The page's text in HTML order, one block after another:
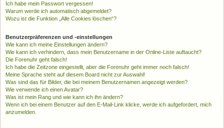
Ich habe mein Passwort vergessen!
Warum werde ich automatisch abgemeldet?
Wozu ist die Funktion „Alle Cookies löschen“?
Benutzerpräferenzen und -einstellungen
Wie kann ich meine Einstellungen ändern?
Wie kann ich verhindern, dass mein Benutzername in der Online-Liste auftaucht?
Die Forenuhr geht falsch!
Ich habe die Zeitzone eingestellt, aber die Forenuhr geht immer noch falsch!
Meine Sprache steht auf diesem Board nicht zur Auswahl!
Was sind das für Bilder, die bei meinem Benutzernamen angezeigt werden?
Wie verwende ich einen Avatar?
Was ist mein Rang und wie kann ich ihn ändern?
Wenn ich bei einem Benutzer auf den E-Mail-Link klicke, werde ich aufgefordert, mich
anzumelden.